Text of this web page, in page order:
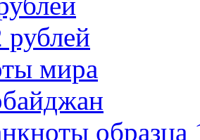
рублей
мира
образца